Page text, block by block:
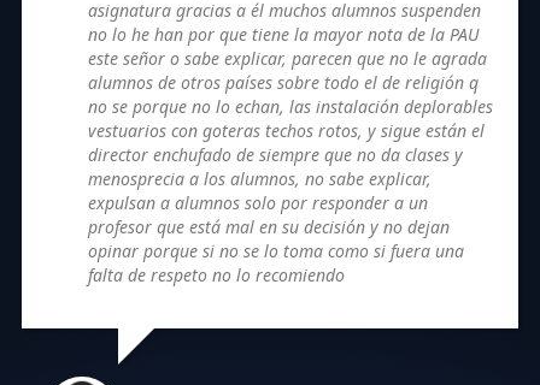
asignatura gracias a él muchos alumnos suspenden
no lo he han por que tiene la mayor nota de la PAU
este señor o sabe explicar, parecen que no le agrada
alumnos de otros países sobre todo el de religión q
no se porque no lo echan, las instalación deplorables
vestuarios con goteras techos rotos, y sigue están el
director enchufado de siempre que no da clases y
menosprecia a los alumnos, no sabe explicar,
expulsan a alumnos solo por responder a un
profesor que está mal en su decisión y no dejan
opinar porque si no se lo toma como si fuera una
falta de respeto no lo recomiendo